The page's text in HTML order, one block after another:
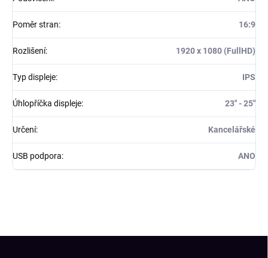
Poměr stran: 16:9
Rozlišení: 1920 x 1080 (FullHD)
Typ displeje: IPS
Úhlopříčka displeje: 23" - 25"
Určení: Kancelářské
USB podpora: ANO